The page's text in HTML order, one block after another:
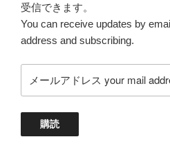
受信できます。
You can receive updates by
address and subscribing.
ー
ド
購読